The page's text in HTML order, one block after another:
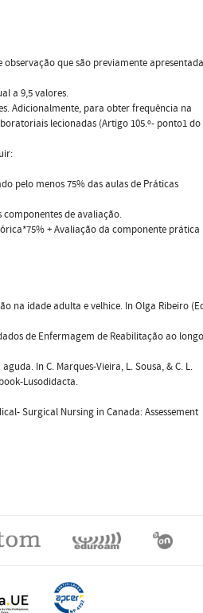
que são previamente
a 9,5 valores.
Adicionalmente, para obter frequência na
lecionadas (Artigo 105.º- ponto1 do
pelo menos 75% das aulas de Práticas
de avaliação.
+ Avaliação da componente prática
na idade adulta e velhice. In Olga Ribeiro
de Enfermagem de Reabilitação ao longo
In C. Marques-Vieira, L. Sousa, & C. L.
Lusodidacta.
Surgical Nursing in Canada: Assessement